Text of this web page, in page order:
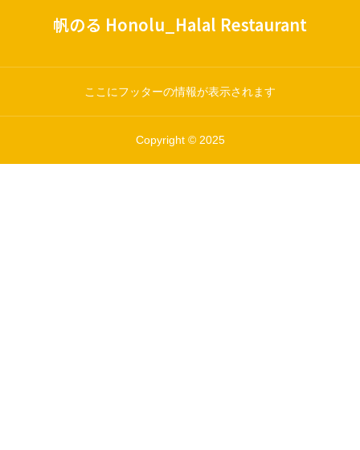
帆のる Honolu_Halal Restaurant
ここにフッターの情報が表示されます
Copyright © 2025